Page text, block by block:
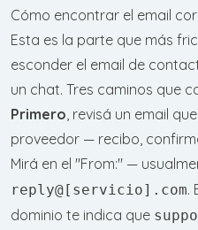
Cómo encontrar el email
Esta es la parte que más
esconder el email de
un chat. Tres caminos que
Primero , revisá un email
proveedor — recibo,
Mirá en el "From:" —
reply@[servicio].com.
dominio te indica que